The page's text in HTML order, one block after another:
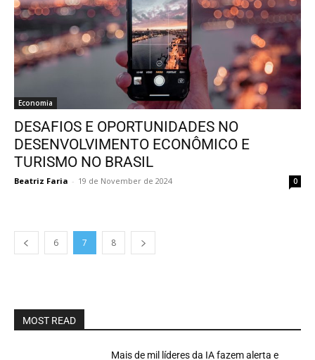
Economia
DESAFIOS E OPORTUNIDADES NO
DESENVOLVIMENTO ECONÔMICO E
TURISMO NO BRASIL
Beatriz Faria - 19 de November de 2024 0
6 7 8
MOST READ
Mais de mil líderes da IA fazem alerta e